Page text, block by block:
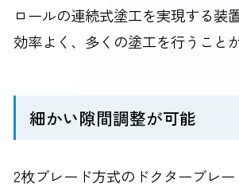
ロールの連続式塗工を実現する装
効率よく、多くの塗工を行うこと
細かい隙間調整が可能
2枚ブレード方式のドクターブレー